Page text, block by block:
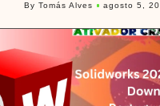
Posted
ByTomás Alves agosto 5,